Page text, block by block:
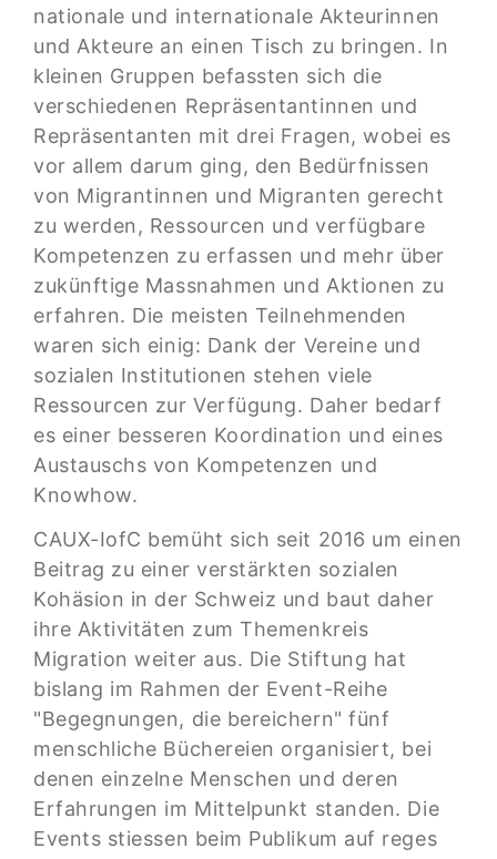
nationale und internationale Akteurinnen
und Akteure an einen Tisch zu bringen. In
kleinen Gruppen befassten sich die
verschiedenen Repräsentantinnen und
Repräsentanten mit drei Fragen, wobei es
vor allem darum ging, den Bedürfnissen
von Migrantinnen und Migranten gerecht
zu werden, Ressourcen und verfügbare
Kompetenzen zu erfassen und mehr über
zukünftige Massnahmen und Aktionen zu
erfahren. Die meisten Teilnehmenden
waren sich einig: Dank der Vereine und
sozialen Institutionen stehen viele
Ressourcen zur Verfügung. Daher bedarf
es einer besseren Koordination und eines
Austauschs von Kompetenzen und
Knowhow.
CAUX-IofC bemüht sich seit 2016 um einen
Beitrag zu einer verstärkten sozialen
Kohäsion in der Schweiz und baut daher
ihre Aktivitäten zum Themenkreis
Migration weiter aus. Die Stiftung hat
bislang im Rahmen der Event-Reihe
"Begegnungen, die bereichern" fünf
menschliche Büchereien organisiert, bei
denen einzelne Menschen und deren
Erfahrungen im Mittelpunkt standen. Die
Events stiessen beim Publikum auf reges